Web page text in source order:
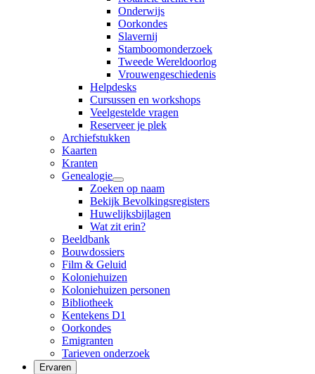
Onderwijs
Oorkondes
Slavernij
Stamboomonderzoek
Tweede Wereldoorlog
Vrouwengeschiedenis
Helpdesks
Cursussen en workshops
Veelgestelde vragen
Reserveer je plek
Archiefstukken
Kaarten
Kranten
Genealogie
Zoeken op naam
Bekijk Bevolkingsregisters
Huwelijksbijlagen
Wat zit erin?
Beeldbank
Bouwdossiers
Film & Geluid
Koloniehuizen
Koloniehuizen personen
Bibliotheek
Kentekens D1
Oorkondes
Emigranten
Tarieven onderzoek
Ervaren